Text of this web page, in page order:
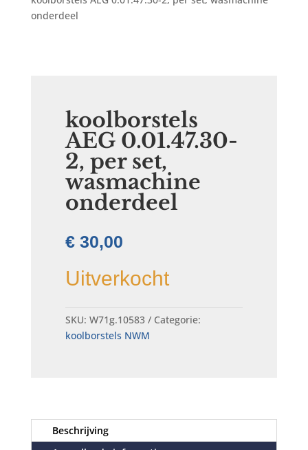
onderdeel
koolborstels
AEG 0.01.47.30-
2, per set,
wasmachine
onderdeel
€30,00
Uitverkocht
SKU: W71g.10583
Categorie:
koolborstels NWM
Beschrijving